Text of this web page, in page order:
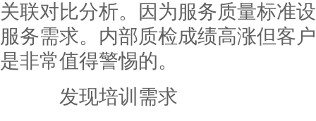
关联对比分析。因为服务质量标准
服务需求。内部质检成绩高涨但客
是非常值得警惕的。
发现培训需求